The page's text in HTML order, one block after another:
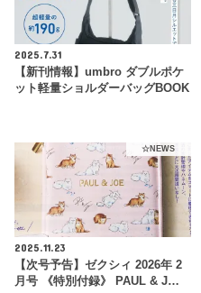
2025.7.31
【新刊情報】umbro ダブルポケ
ット軽量ショルダーバッグBOOK
☆NEWS
2025.11.23
【次号予告】ゼクシィ 2026年 2
月号 《特別付録》 PAUL & J…